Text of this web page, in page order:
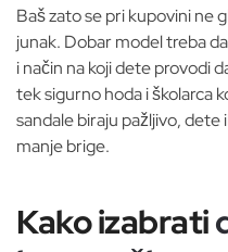
Baš zato se pri kupovini ne
junak. Dobar model treba
i način na koji dete provodi
tek sigurno hoda i školarca
sandale biraju pažljivo,
manje brige.
Kako izabrati